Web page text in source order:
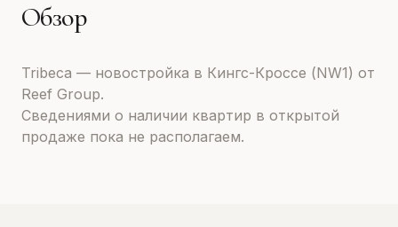
Обзор
Tribeca — новостройка в Кингс-Кроссе (NW1) от
Reef Group.
Сведениями о наличии квартир в открытой
продаже пока не располагаем.